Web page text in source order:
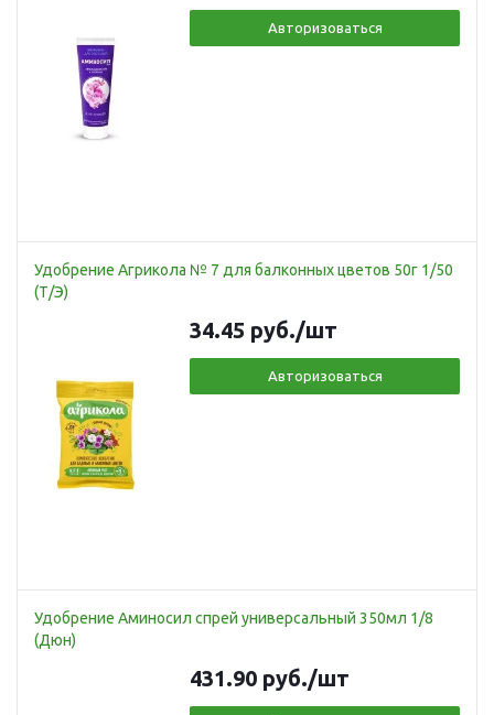
Авторизоваться
Удобрение Агрикола № 7 для балконных цветов 50г 1/50
(Т/Э)
34.45 руб./шт
Авторизоваться
Удобрение Аминосил спрей универсальный 350мл 1/8
(Дюн)
431.90 руб./шт